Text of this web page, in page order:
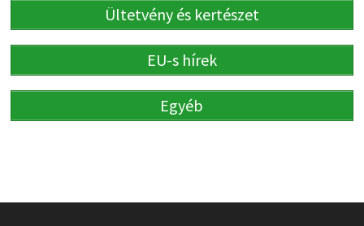
Ültetvény és kertészet
EU-s hírek
Egyéb